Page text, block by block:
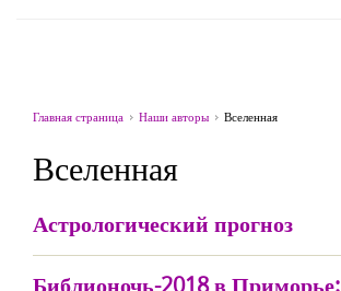
Главная страница Наши авторы Вселенная
Вселенная
Астрологический прогноз
Библионочь-2018 в Приморье: